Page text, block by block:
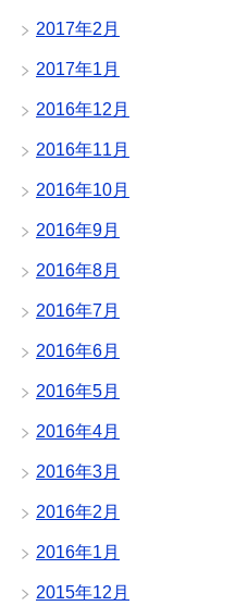
2017年2月
2017年1月
2016年12月
2016年11月
2016年10月
2016年9月
2016年8月
2016年7月
2016年6月
2016年5月
2016年4月
2016年3月
2016年2月
2016年1月
2015年12月